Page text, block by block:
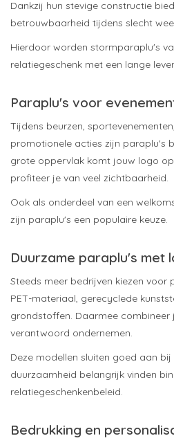
Dankzij hun stevige constructie
betrouwbaarheid tijdens slecht
Hierdoor worden stormparaplu's
relatiegeschenk met een lange
Paraplu's voor
Tijdens beurzen,
promotionele acties zijn paraplu's
grote oppervlak komt jouw logo
profiteer je van veel zichtbaarheid.
Ook als onderdeel van een
zijn paraplu's een populaire keuze.
Duurzame paraplu's met
Steeds meer bedrijven kiezen voor
PET-materiaal, gerecyclede
grondstoffen. Daarmee
verantwoord ondernemen.
Deze modellen sluiten goed aan
duurzaamheid belangrijk vinden
relatiegeschenkenbeleid.
Bedrukking en